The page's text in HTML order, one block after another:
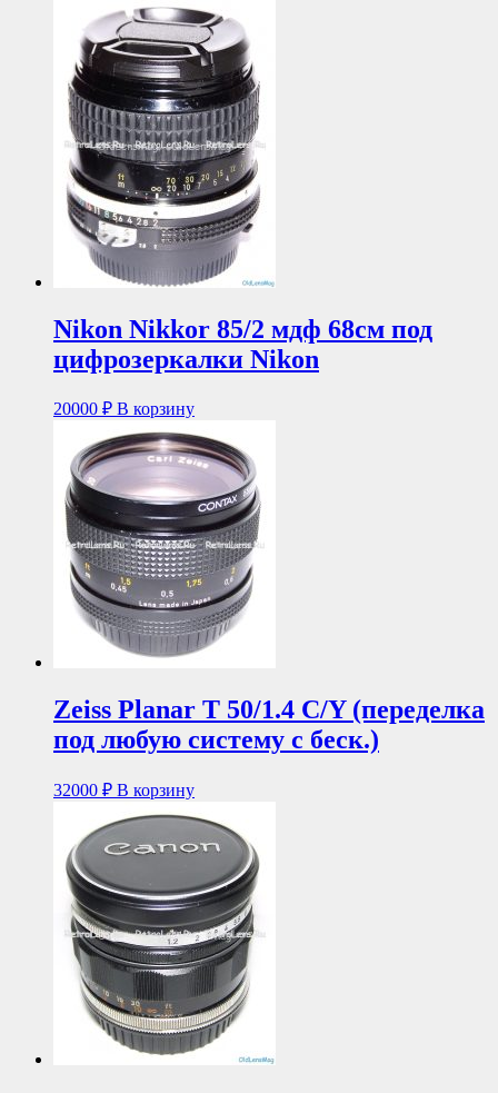
Nikon Nikkor 85/2 мдф 68см под
цифрозеркалки Nikon
20000 ₽ В корзину
Zeiss Planar T 50/1.4 C/Y (переделка
под любую систему с беск.)
32000 ₽ В корзину